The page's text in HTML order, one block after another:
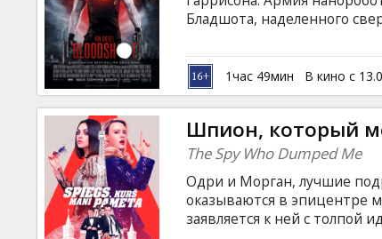
Бладшота, наделенного
разум и воспоминания. Но
Фильм на английском
1час 49мин В кино с
Шпион, который
The Spy Who Dumped Me
Одри и Морган, лучшие
оказываются в эпицентре
заявляется к ней с толпой